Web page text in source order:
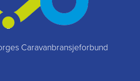
Caravanbransjeforbund